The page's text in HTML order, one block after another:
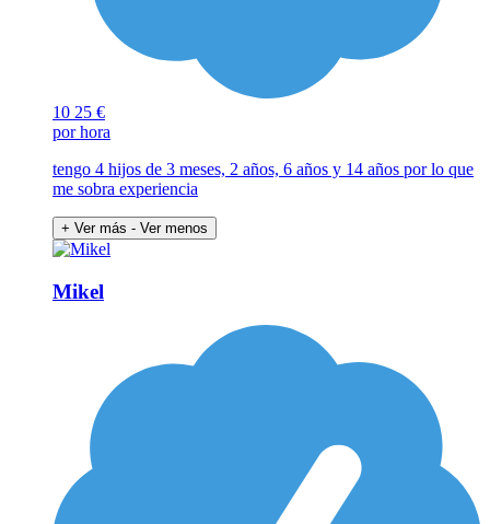
10 25 €
por hora
tengo 4 hijos de 3 meses, 2 años, 6 años y 14 años por lo que
me sobra experiencia
+ Ver más - Ver menos
Mikel